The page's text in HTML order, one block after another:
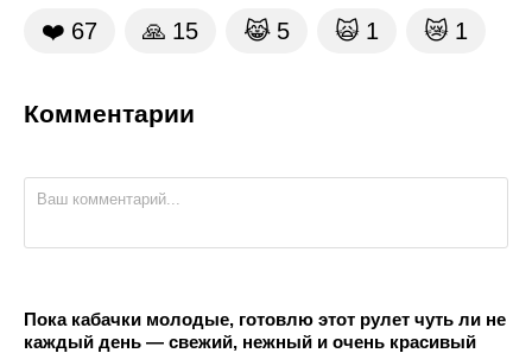
❤️ 67 🙏 15 😹 5 🙀 1 😿 1
Комментарии
Пока кабачки молодые, готовлю этот рулет чуть ли не
каждый день — свежий, нежный и очень красивый